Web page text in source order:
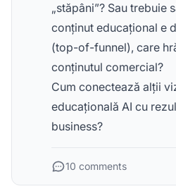
„stăpâni”? Sau trebuie
conținut educațional e
(top-of-funnel), care
conținutul comercial?
Cum conectează alții
educațională AI cu
business?
10 comments